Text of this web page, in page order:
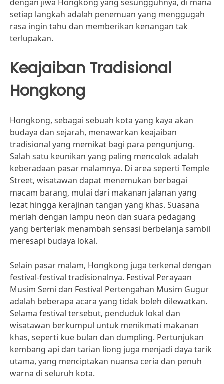
setiap langkah adalah penemuan yang menggugah
rasa ingin tahu dan memberikan kenangan tak
terlupakan.
Keajaiban Tradisional
Hongkong
Hongkong, sebagai sebuah kota yang kaya akan
budaya dan sejarah, menawarkan keajaiban
tradisional yang memikat bagi para pengunjung.
Salah satu keunikan yang paling mencolok adalah
keberadaan pasar malamnya. Di area seperti Temple
Street, wisatawan dapat menemukan berbagai
macam barang, mulai dari makanan jalanan yang
lezat hingga kerajinan tangan yang khas. Suasana
meriah dengan lampu neon dan suara pedagang
yang berteriak menambah sensasi berbelanja sambil
meresapi budaya lokal.
Selain pasar malam, Hongkong juga terkenal dengan
festival-festival tradisionalnya. Festival Perayaan
Musim Semi dan Festival Pertengahan Musim Gugur
adalah beberapa acara yang tidak boleh dilewatkan.
Selama festival tersebut, penduduk lokal dan
wisatawan berkumpul untuk menikmati makanan
khas, seperti kue bulan dan dumpling. Pertunjukan
kembang api dan tarian liong juga menjadi daya tarik
utama, yang menciptakan nuansa ceria dan penuh
warna di seluruh kota.